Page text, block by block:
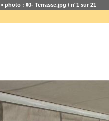
» photo : 00- Terrasse.jpg / n°1 sur 21